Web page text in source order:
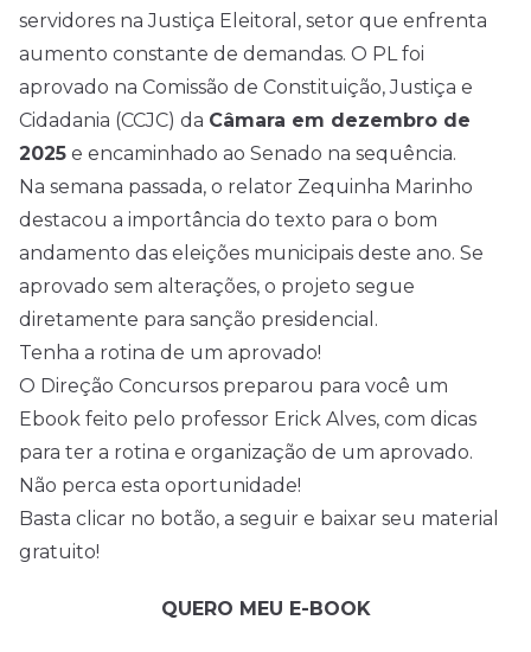
servidores na Justiça Eleitoral, setor que enfrenta
aumento constante de demandas. O PL foi
aprovado na Comissão de Constituição, Justiça e
Cidadania (CCJC) da Câmara em dezembro de
2025 e encaminhado ao Senado na sequência.
Na semana passada, o relator Zequinha Marinho
destacou a importância do texto para o bom
andamento das eleições municipais deste ano. Se
aprovado sem alterações, o projeto segue
diretamente para sanção presidencial.
Tenha a rotina de um aprovado!
O Direção Concursos preparou para você um
Ebook feito pelo professor Erick Alves, com dicas
para ter a rotina e organização de um aprovado.
Não perca esta oportunidade!
Basta clicar no botão, a seguir e baixar seu material
gratuito!
QUERO MEU E-BOOK